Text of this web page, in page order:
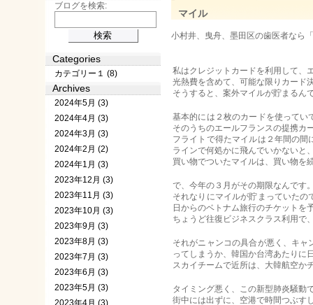
マイル
小村井、曳舟、墨田区の歯医者なら
私はクレジットカードを利用して、
光熱費を含めて、可能な限りカード
そうすると、案外マイルが貯まるん
基本的には２枚のカードを使って
そのうちのエールフランスの提携カ
フライトで得たマイルは２年間の
ラインで何処かに飛んでいかないと
買い物でついたマイルは、買い物を
で、今年の３月がその期限なんです
それなりにマイルが貯まっていた
日からのベトナム旅行のチケットを
ちょうど往復ビジネスクラス利用で
それがニャンコの具合が悪く、キ
ってしまうか、韓国か台湾あたりに
スカイチームで近所は、大韓航空か
タイミング悪く、この新型肺炎騒動
街中には出ずに、空港で時間つぶす
ブログを検索:
Categories
カテゴリー１ (8)
Archives
2024年5月 (3)
2024年4月 (3)
2024年3月 (3)
2024年2月 (2)
2024年1月 (3)
2023年12月 (3)
2023年11月 (3)
2023年10月 (3)
2023年9月 (3)
2023年8月 (3)
2023年7月 (3)
2023年6月 (3)
2023年5月 (3)
2023年4月 (3)